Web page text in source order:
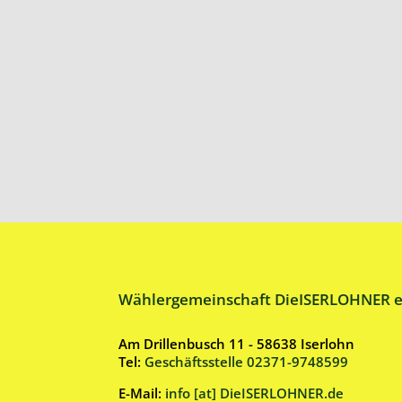
Wählergemeinschaft DieISERLOHNER
Am Drillenbusch 11 - 58638 Iserlohn
Tel: Geschäftsstelle 02371-9748599
E-Mail: info [at] DieISERLOHNER.de